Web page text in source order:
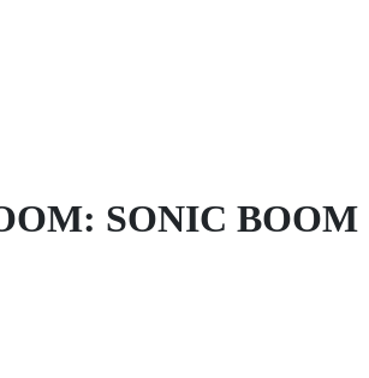
SONIC BOOM